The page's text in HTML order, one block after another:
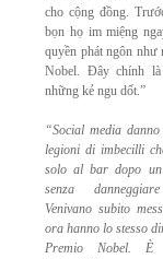
cho cộng đồng.
bọn họ im miệng
quyền phát ngôn như
Nobel. Đây chính
những kẻ ngu dốt.”
“Social media
legioni di imbecilli
solo albar dopo
senza
Venivano subito
ora hanno lo stesso
Premio Nobel. È